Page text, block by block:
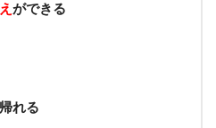
ができる
れる